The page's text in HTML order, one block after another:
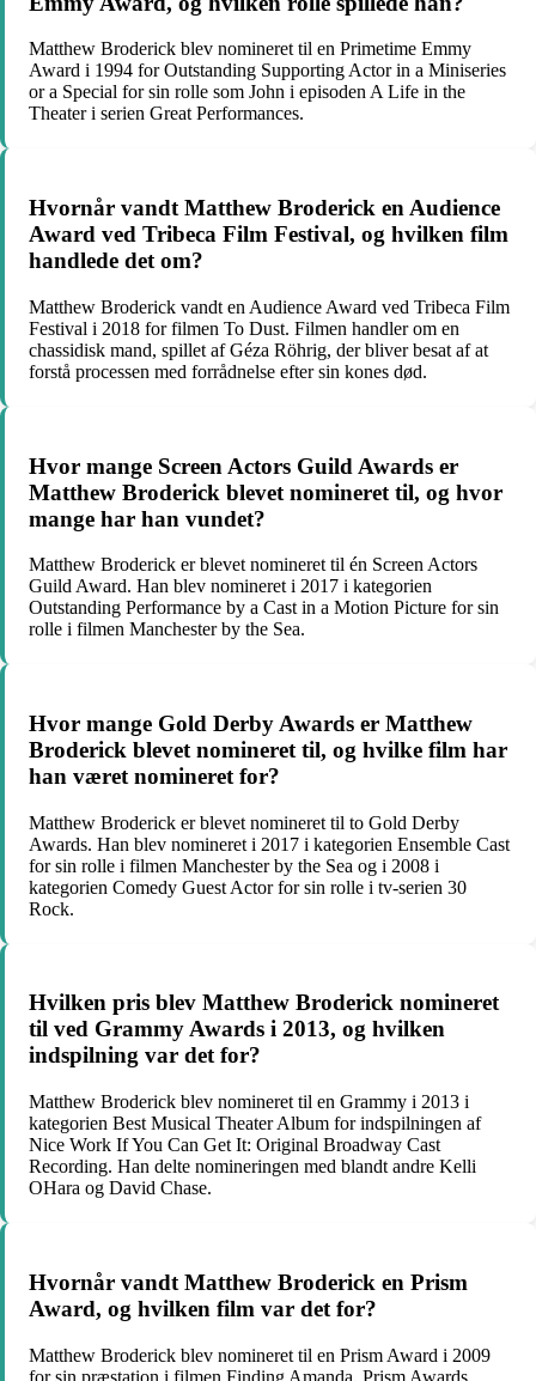
Matthew Broderick blev nomineret til en Primetime Emmy
Award i 1994 for Outstanding Supporting Actor in a Miniseries
or a Special for sin rolle som John i episoden A Life in the
Theater i serien Great Performances.
Hvornår vandt Matthew Broderick en Audience
Award ved Tribeca Film Festival, og hvilken film
handlede det om?
Matthew Broderick vandt en Audience Award ved Tribeca Film
Festival i 2018 for filmen To Dust. Filmen handler om en
chassidisk mand, spillet af Géza Röhrig, der bliver besat af at
forstå processen med forrådnelse efter sin kones død.
Hvor mange Screen Actors Guild Awards er
Matthew Broderick blevet nomineret til, og hvor
mange har han vundet?
Matthew Broderick er blevet nomineret til én Screen Actors
Guild Award. Han blev nomineret i 2017 i kategorien
Outstanding Performance by a Cast in a Motion Picture for sin
rolle i filmen Manchester by the Sea.
Hvor mange Gold Derby Awards er Matthew
Broderick blevet nomineret til, og hvilke film har
han været nomineret for?
Matthew Broderick er blevet nomineret til to Gold Derby
Awards. Han blev nomineret i 2017 i kategorien Ensemble Cast
for sin rolle i filmen Manchester by the Sea og i 2008 i
kategorien Comedy Guest Actor for sin rolle i tv-serien 30
Rock.
Hvilken pris blev Matthew Broderick nomineret
til ved Grammy Awards i 2013, og hvilken
indspilning var det for?
Matthew Broderick blev nomineret til en Grammy i 2013 i
kategorien Best Musical Theater Album for indspilningen af
Nice Work If You Can Get It: Original Broadway Cast
Recording. Han delte nomineringen med blandt andre Kelli
OHara og David Chase.
Hvornår vandt Matthew Broderick en Prism
Award, og hvilken film var det for?
Matthew Broderick blev nomineret til en Prism Award i 2009
for sin præstation i filmen Finding Amanda. Prism Awards